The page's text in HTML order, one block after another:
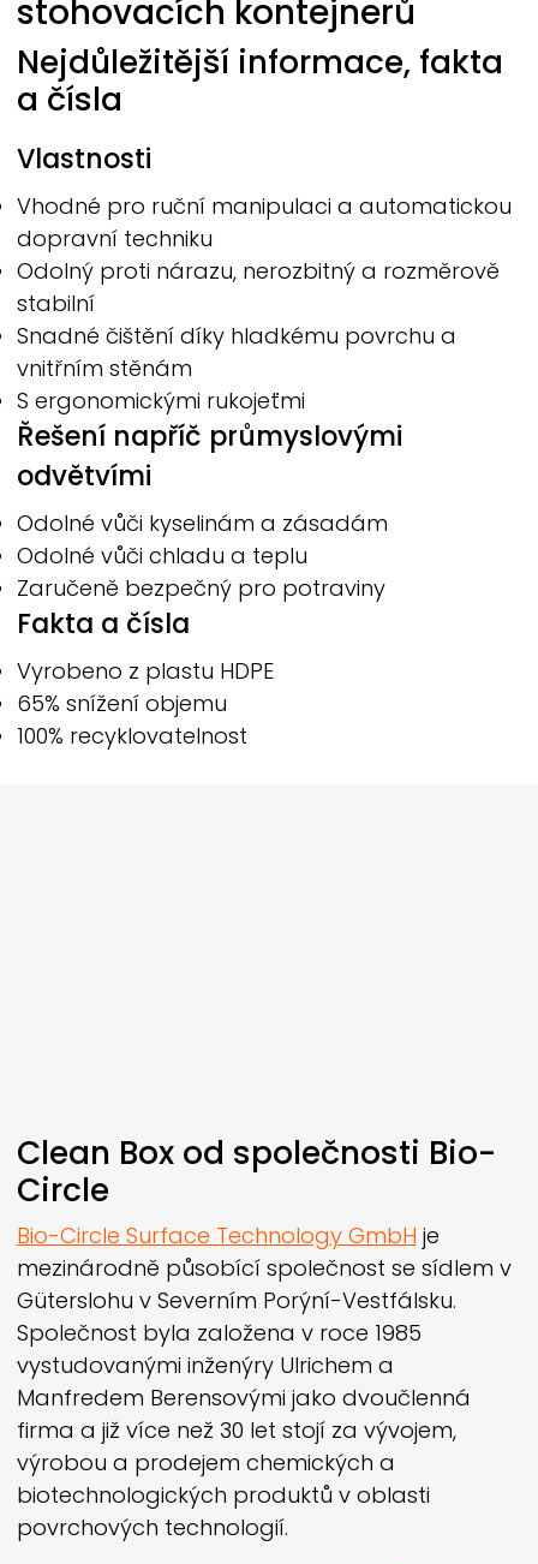
stohovacích kontejnerů
Nejdůležitější informace, fakta
a čísla
Vlastnosti
Vhodné pro ruční manipulaci a automatickou
dopravní techniku
Odolný proti nárazu, nerozbitný a rozměrově
stabilní
Snadné čištění díky hladkému povrchu a
vnitřním stěnám
S ergonomickými rukojeťmi
Řešení napříč průmyslovými
odvětvími
Odolné vůči kyselinám a zásadám
Odolné vůči chladu a teplu
Zaručeně bezpečný pro potraviny
Fakta a čísla
Vyrobeno z plastu HDPE
65% snížení objemu
100% recyklovatelnost
Clean Box od společnosti Bio-
Circle
Bio-Circle Surface Technology GmbH je
mezinárodně působící společnost se sídlem v
Güterslohu v Severním Porýní-Vestfálsku.
Společnost byla založena v roce 1985
vystudovanými inženýry Ulrichem a
Manfredem Berensovými jako dvoučlenná
firma a již více než 30 let stojí za vývojem,
výrobou a prodejem chemických a
biotechnologických produktů v oblasti
povrchových technologií.